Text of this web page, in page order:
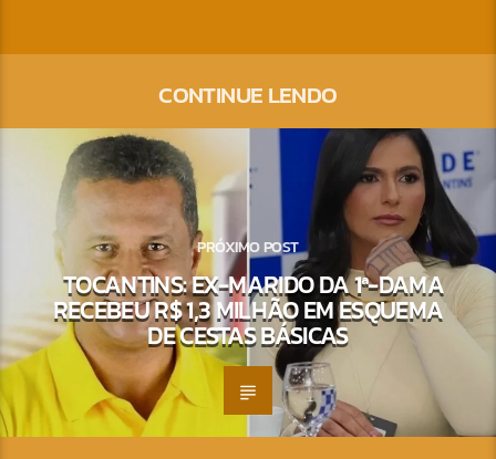
CONTINUE LENDO
PRÓXIMO POST
TOCANTINS: EX-MARIDO DA 1ª-DAMA
RECEBEU R$ 1,3 MILHÃO EM ESQUEMA
DE CESTAS BÁSICAS